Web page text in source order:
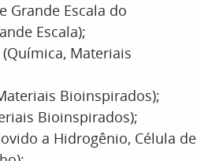
Grande Escala do
Escala);
Materiais
Bioinspirados);
Bioinspirados);
a Hidrogênio, Célula de